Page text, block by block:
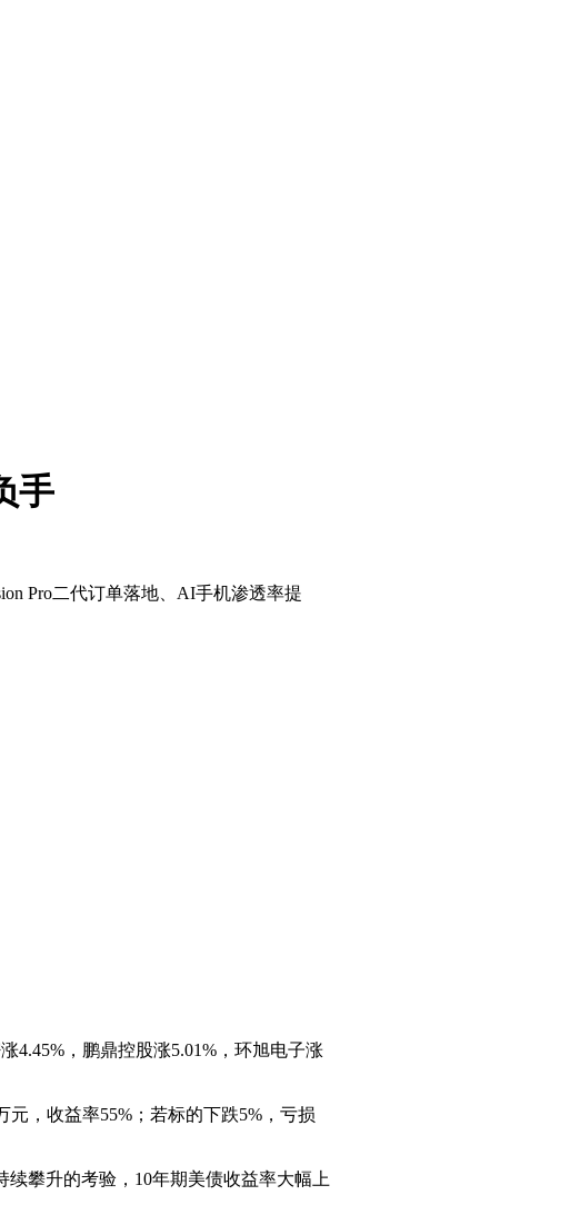
手
Pro二代订单落地、AI手机渗透率提
4.45%，鹏鼎控股涨5.01%，环旭电子涨
，收益率55%；若标的下跌5%，亏损
攀升的考验，10年期美债收益率大幅上